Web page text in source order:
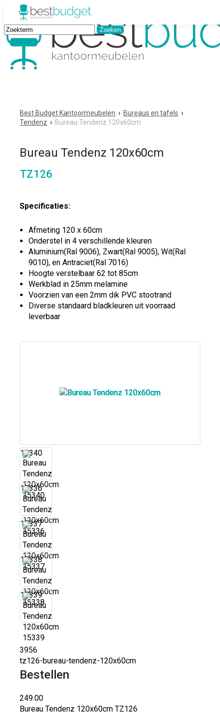
Best Budget Kantoormeubelen › Bureaus en tafels ›
Tendenz › Bureau Tendenz 120x60cm
Bureau Tendenz 120x60cm
TZ126
Specificaties:
Afmeting 120 x 60cm
Onderstel in 4 verschillende kleuren
Aluminium(Ral 9006), Zwart(Ral 9005), Wit(Ral
9010), en Antraciet(Ral 7016)
Hoogte verstelbaar 62 tot 85cm
Werkblad in 25mm melamine
Voorzien van een 2mm dik PVC stootrand
Diverse standaard bladkleuren uit voorraad
leverbaar
15340
15336
15337
15338
15339
3956
tz126-bureau-tendenz-120x60cm
Bestellen
249.00
Bureau Tendenz 120x60cmTZ126